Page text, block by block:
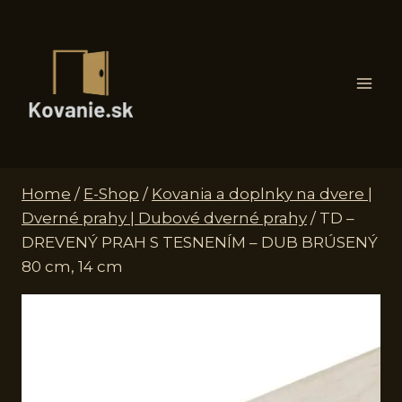
Home / E-Shop / Kovania a doplnky na dvere |
Dverné prahy | Dubové dverné prahy / TD –
DREVENÝ PRAH S TESNENÍM – DUB BRÚSENÝ
80 cm, 14 cm